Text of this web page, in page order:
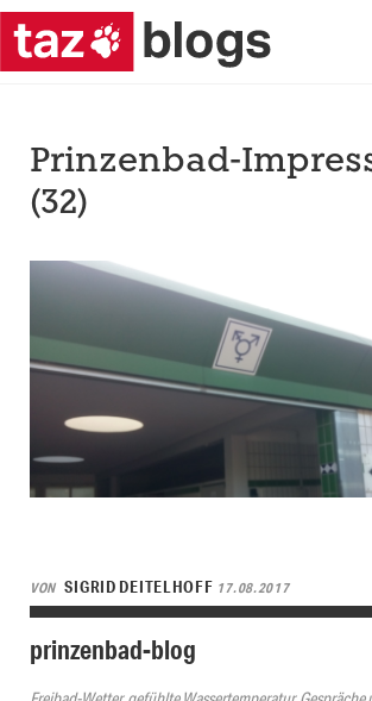
Prinzenbad-
(32)
VON SIGRID DEITELHOFF 17.08.2017
prinzenbad-blog